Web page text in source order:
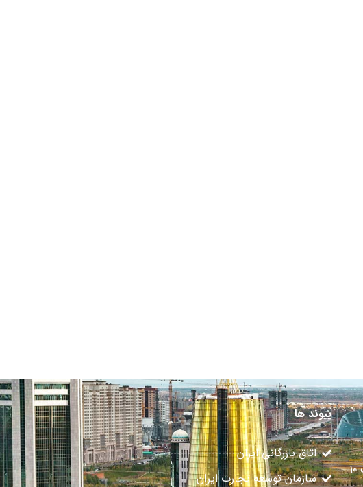
(وزرا)، کوچه بیست‌ویکم، پلاک ۱۰
پیوند ها
اتاق بازرگانی ایران
سازمان توسعه تجارت ایران